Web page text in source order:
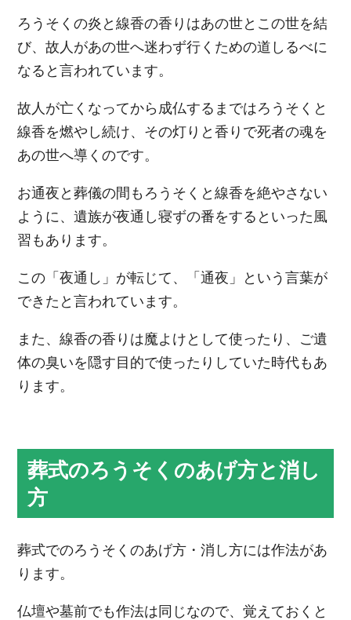
ろうそくの炎と線香の香りはあの世とこの世を結
び、故人があの世へ迷わず行くための道しるべに
なると言われています。
故人が亡くなってから成仏するまではろうそくと
線香を燃やし続け、その灯りと香りで死者の魂を
あの世へ導くのです。
お通夜と葬儀の間もろうそくと線香を絶やさない
ように、遺族が夜通し寝ずの番をするといった風
習もあります。
この「夜通し」が転じて、「通夜」という言葉が
できたと言われています。
また、線香の香りは魔よけとして使ったり、ご遺
体の臭いを隠す目的で使ったりしていた時代もあ
ります。
葬式のろうそくのあげ方と消し
方
葬式でのろうそくのあげ方・消し方には作法があ
ります。
仏壇や墓前でも作法は同じなので、覚えておくと